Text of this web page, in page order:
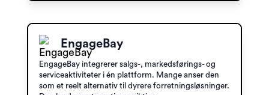
EngageBay
EngageBay integrerer salgs-, markedsførings- og
serviceaktiviteter i én plattform. Mange anser den
som et reelt alternativ til dyrere forretningsløsninger.